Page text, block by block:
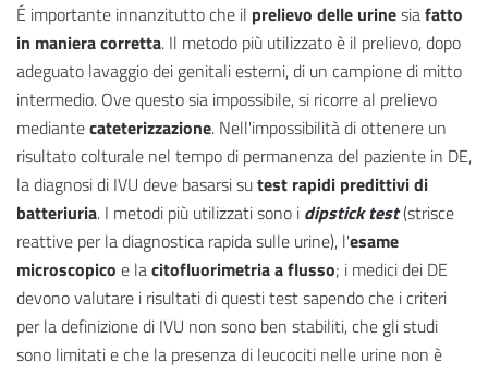
É importante innanzitutto che il prelievo delle urinesiafatto
in maniera corretta. Il metodo più utilizzato è il prelievo, dopo
adeguato lavaggio dei genitali esterni, di un campione di mitto
intermedio. Ove questo sia impossibile, si ricorre al prelievo
mediantecateterizzazione. Nell'impossibilità di ottenere un
risultato colturale nel tempo di permanenza del paziente in DE,
la diagnosi di IVU deve basarsi sutest rapidi predittivi di
batteriuria. I metodi più utilizzati sono i dipstick test(strisce
reattive per la diagnostica rapida sulle urine), l'esame
microscopico e lacitofluorimetria a flusso; i medici dei DE
devono valutare i risultati di questi test sapendo che i criteri
per la definizione di IVU non sono ben stabiliti, che gli studi
sono limitati e che la presenza di leucociti nelle urine non è